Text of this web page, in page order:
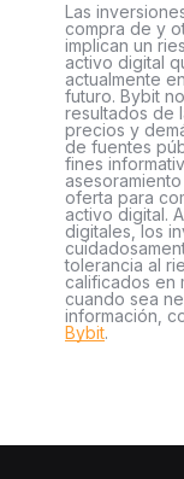
Las
compra de y
implican un
activo digital
actualmente
futuro. Bybit
resultados de
precios y
de fuentes
fines
oferta para
activo digital.
digitales, los
tolerancia al
calificados en
cuando sea
información,
Bybit.